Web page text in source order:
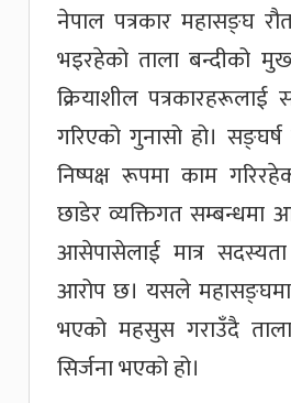
नेपाल पत्रकार महासङ्घ
भइरहेको ताला बन्दीको
क्रियाशील पत्रकारहरूलाई
गरिएको गुनासो हो।
निष्पक्ष रूपमा काम
छाडेर व्यक्तिगत सम्बन्धमा
आसेपासेलाई मात्र
आरोप छ। यसले महासङ्घमा
भएको महसुस गराउँदै
सिर्जना भएको हो।